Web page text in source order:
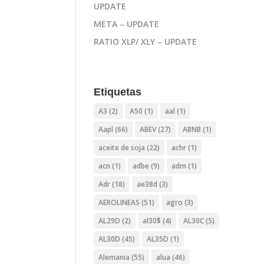
UPDATE
META – UPDATE
RATIO XLP/ XLY – UPDATE
Etiquetas
A3 (2) A50 (1) aal (1)
Aapl (66) ABEV(27) ABNB (1)
aceite de soja (22) achr(1)
acn (1) adbe (9) adm (1)
Adr(18) ae38d (3)
AEROLINEAS (51) agro (3)
AL29D (2) al30$ (4) AL30C(5)
AL30D (45) AL35D (1)
Alemania (55) alua (46)